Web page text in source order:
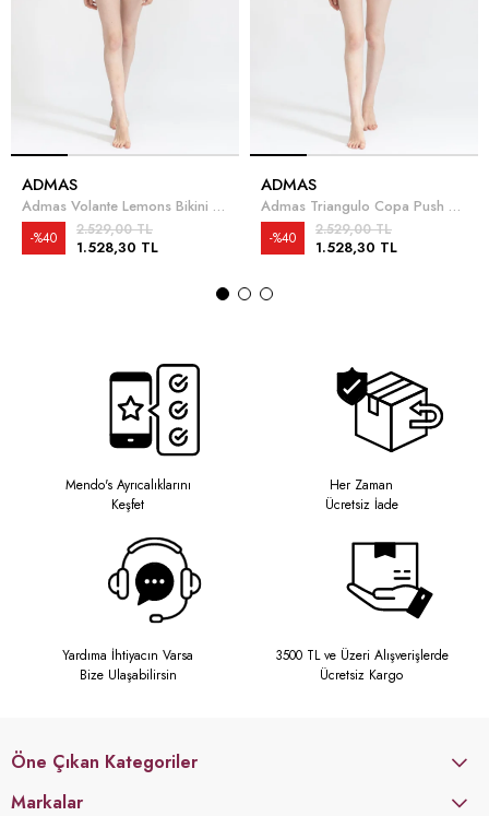
ADMAS
Admas Volante Lemons Bikini Takımı
1.528,30 TL
2.529,00 TL
%40
ADMAS
Admas Triangulo Copa Push Up Dots Bikini Takımı
1.528,30 TL
2.529,00 TL
%40
Mendo's Ayrıcalıklarını
Keşfet
Her Zaman
Ücretsiz İade
Yardıma İhtiyacın Varsa
Bize Ulaşabilirsin
3500 TL ve Üzeri Alışverişlerde
Ücretsiz Kargo
Öne Çıkan Kategoriler
Markalar